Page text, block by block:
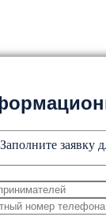
Заполните заявку